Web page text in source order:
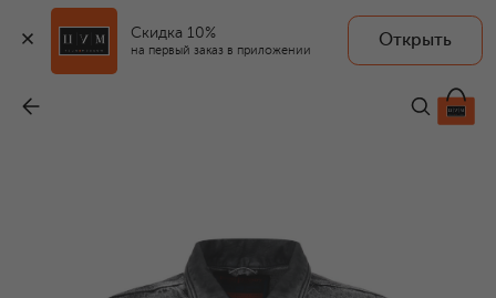
Скидка 10%
на первый заказ в приложении
Открыть
29 950 ₽